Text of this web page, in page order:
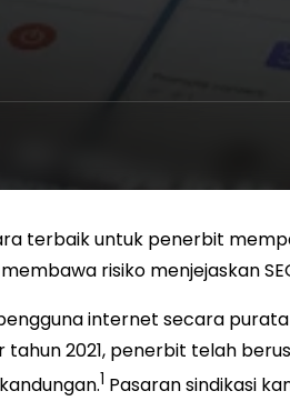
terbaik untuk penerbit
risiko menjejaskan
internet secara
tahun 2021, penerbit telah
1 Pasaran sindikasi